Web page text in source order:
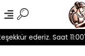
ederiz. Saat